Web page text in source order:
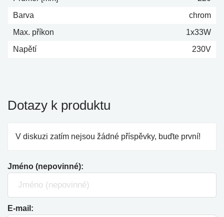
Barva
chrom
Max. příkon
1x33W
Napětí
230V
Dotazy k produktu
V diskuzi zatím nejsou žádné příspěvky, buďte první!
Jméno (nepovinné):
E-mail: